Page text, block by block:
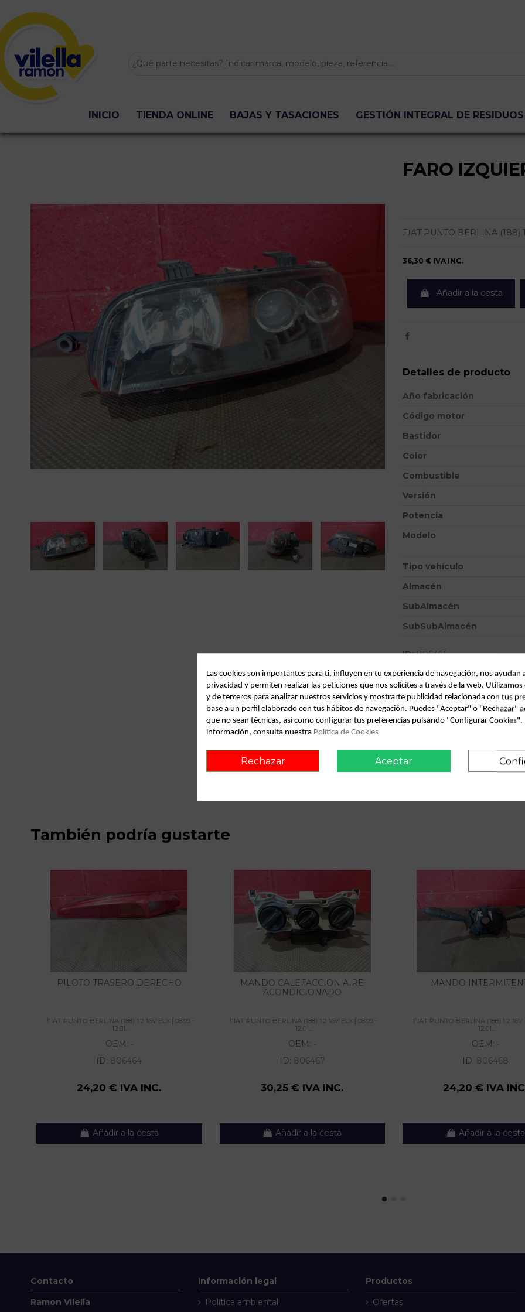
INICIO TIENDA ONLINE BAJAS Y TASACIONES GESTIÓN INTEGRAL DE RESIDUOS
FARO
FIAT PUNTO BERLINA (188)
36,30 € IVA INC.
Añadir a la cesta
Detalles de producto
Año fabricación
Código motor
Bastidor
Color
Combustible
Versión
Potencia
Modelo
Tipo vehículo
Almacén
SubAlmacén
SubSubAlmacén
ID: 806466
Descripción
Recambio de faro izquierdo
También podría gustarte
PILOTO TRASERO DERECHO
FIAT PUNTO BERLINA (188) 1.2 16V ELX | 08.99 -
12.01...
OEM: -
ID: 806464
24,20 € IVA INC.
Añadir a la cesta
MANDO CALEFACCION AIRE
ACONDICIONADO
FIAT PUNTO BERLINA (188) 1.2 16V ELX | 08.99 -
12.01...
OEM: -
ID: 806467
30,25 € IVA INC.
Añadir a la cesta
MANDO
FIAT PUNTO BERLINA (188) 1.2 16V
12.01...
OEM: -
ID: 806468
24,20 € IVA
Añadir a la cesta
Contacto
Ramon Vilella
Información legal
Política ambiental
Productos
Ofertas
Las cookies son importantes para ti, influyen en tu experiencia de navegación, nos ayudan
privacidad y permiten realizar las peticiones que nos solicites a través de la web.
y de terceros para analizar nuestros servicios y mostrarte publicidad relacionada con tus
base a un perfil elaborado con tus hábitos de navegación. Puedes "Aceptar" o "Rechazar"
que no sean técnicas, así como configurar tus preferencias pulsando "Configurar Cookies".
información, consulta nuestra Política de Cookies
Rechazar Aceptar